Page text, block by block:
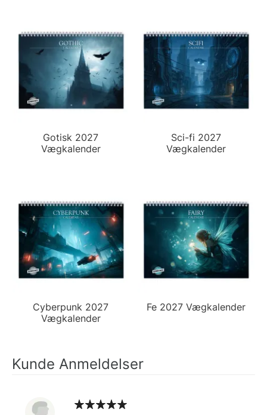
Gotisk 2027
Vægkalender
Sci-fi 2027
Vægkalender
Cyberpunk 2027
Vægkalender
Fe 2027 Vægkalender
Kunde Anmeldelser